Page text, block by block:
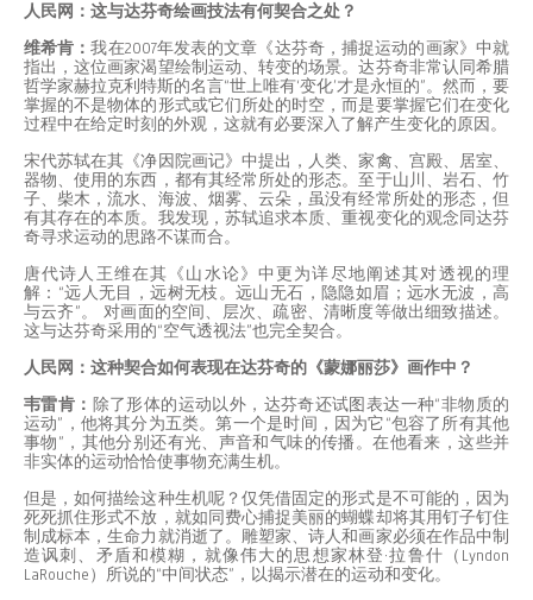
人民网：这与达芬奇绘画技法有何契合之处？
维希肯：我在2007年发表的文章《达芬奇，捕捉运动的画家》中就
指出，这位画家渴望绘制运动、转变的场景。达芬奇非常认同希腊
哲学家赫拉克利特斯的名言“世上唯有‘变化’才是永恒的”。然而，要
掌握的不是物体的形式或它们所处的时空，而是要掌握它们在变化
过程中在给定时刻的外观，这就有必要深入了解产生变化的原因。
宋代苏轼在其《净因院画记》中提出，人类、家禽、宫殿、居室、
器物、使用的东西，都有其经常所处的形态。至于山川、岩石、竹
子、柴木，流水、海波、烟雾、云朵，虽没有经常所处的形态，但
有其存在的本质。我发现，苏轼追求本质、重视变化的观念同达芬
奇寻求运动的思路不谋而合。
唐代诗人王维在其《山水论》中更为详尽地阐述其对透视的理
解：“远人无目，远树无枝。远山无石，隐隐如眉；远水无波，高
与云齐”。 对画面的空间、层次、疏密、清晰度等做出细致描述。
这与达芬奇采用的“空气透视法”也完全契合。
人民网：这种契合如何表现在达芬奇的《蒙娜丽莎》画作中？
韦雷肯： 除了形体的运动以外，达芬奇还试图表达一种“非物质的
运动”，他将其分为五类。第一个是时间，因为它“包容了所有其他
事物”，其他分别还有光、声音和气味的传播。在他看来，这些并
非实体的运动恰恰使事物充满生机。
但是，如何描绘这种生机呢？仅凭借固定的形式是不可能的，因为
死死抓住形式不放，就如同费心捕捉美丽的蝴蝶却将其用钉子钉住
制成标本，生命力就消逝了。雕塑家、诗人和画家必须在作品中制
造讽刺、矛盾和模糊，就像伟大的思想家林登·拉鲁什（Lyndon
LaRouche）所说的“中间状态”，以揭示潜在的运动和变化。